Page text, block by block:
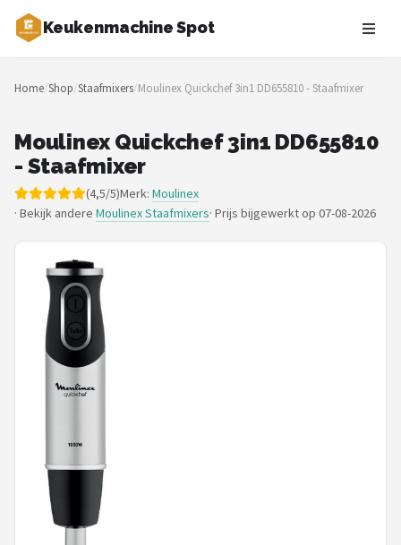
Keukenmachine Spot
Zoeken
NAVIGATIE
Merken
Blog
MasterChef
Restaurants
Keukenmachines
Staafmixers
Shop
POPULAIRE MERKEN
Home/Shop/Staafmixers/Moulinex Quickchef 3in1 DD655810 - Staafmixer
Moulinex Quickchef 3in1 DD655810
- Staafmixer
(4,5/5)Merk: Moulinex
· Bekijk andere Moulinex Staafmixers· Prijs bijgewerkt op 07-08-2026